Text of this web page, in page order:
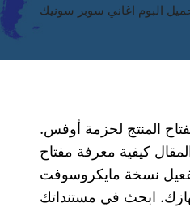
المنتج لحزمة أوفس.
كيفية معرفة مفتاح
نسخة مايكروسوفت
ابحث في مستنداتك